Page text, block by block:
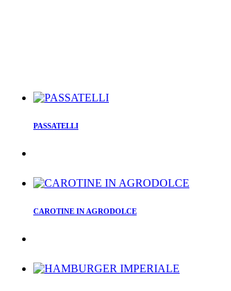
PASSATELLI
CAROTINE IN AGRODOLCE